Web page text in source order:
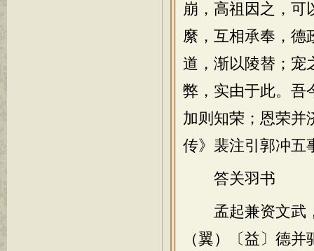
崩，高祖因之，可
縻，互相承奉，德
道，渐以陵替；宠
弊，实由于此。吾
加则知荣；恩荣并
传》裴注引郭冲五
答关羽书
孟起兼资文武，
（翼）〔益〕德